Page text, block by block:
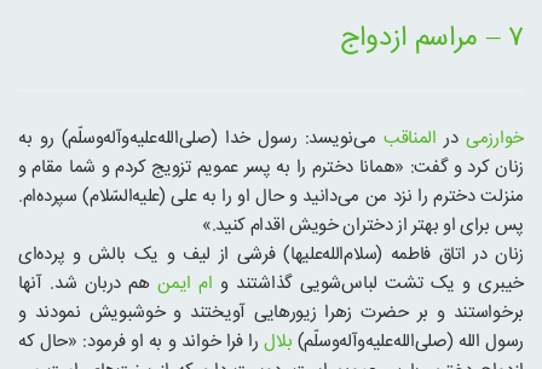
۷ – مراسم ازدواج
خوارزمیدر المناقب می‌نویسد: رسول خدا (صلی‌الله‌علیه‌و‌آله‌وسلّم) رو به
زنان کرد و گفت: «همانا دخترم را به پسر عمویم تزویج کردم و شما مقام و
منزلت دخترم را نزد من می‌دانید و حال او را به علی (علیه‌السّلام) سپرده‌ام.
پس برای او بهتر از دختران خویش اقدام کنید.»
زنان در اتاق فاطمه (سلام‌الله‌علیها) فرشی از لیف و یک بالش و پرده‌ای
خیبری و یک تشت لباس‌شویی گذاشتند و‌ ام ایمنهم دربان شد. آنها
برخواستند و بر حضرت زهرا زیورهایی آویختند و خوشبویش نمودند و
رسول الله (صلی‌الله‌علیه‌و‌آله‌وسلّم) بلالرا فرا خواند و به او فرمود: «حال که